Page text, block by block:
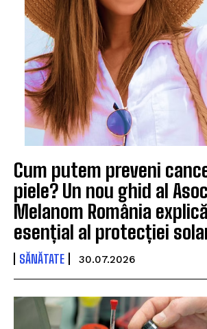
Cum putem preveni
piele? Un nou ghid al
Melanom România
esențial al protecției
SĂNĂTATE 30.07.2026